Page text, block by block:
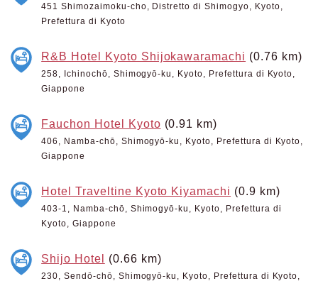
451 Shimozaimoku-cho, Distretto di Shimogyo, Kyoto,
Prefettura di Kyoto
R&B Hotel Kyoto Shijokawaramachi (0.76 km)
258, Ichinochō, Shimogyō-ku, Kyoto, Prefettura di Kyoto,
Giappone
Fauchon Hotel Kyoto (0.91 km)
406, Namba-chō, Shimogyō-ku, Kyoto, Prefettura di Kyoto,
Giappone
Hotel Traveltine Kyoto Kiyamachi (0.9 km)
403-1, Namba-chō, Shimogyō-ku, Kyoto, Prefettura di
Kyoto, Giappone
Shijo Hotel (0.66 km)
230, Sendō-chō, Shimogyō-ku, Kyoto, Prefettura di Kyoto,